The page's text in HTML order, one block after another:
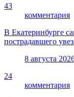
43
комментария
В Екатеринбурге
пострадавшего
8 августа
24
комментария